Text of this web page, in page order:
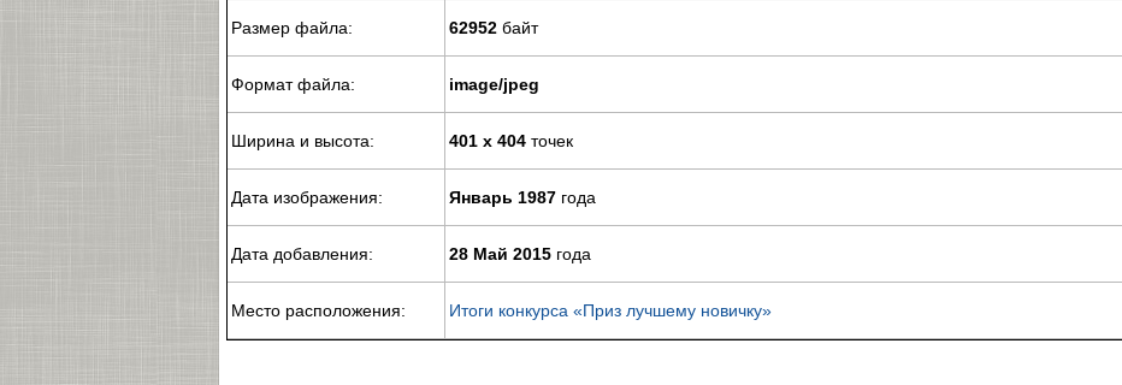
Размер файла: 62952 байт
Формат файла: image/jpeg
Ширина и высота: 401 x 404 точек
Дата изображения: Январь 1987 года
Дата добавления: 28 Май 2015 года
Место расположения: Итоги конкурса «Приз лучшему новичку»